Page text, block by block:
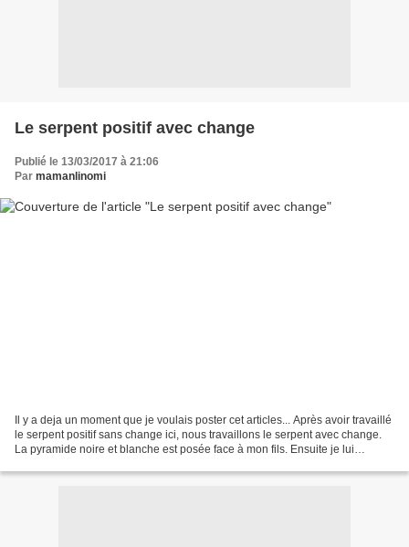
Le serpent positif avec change
Publié le 13/03/2017 à 21:06
Par mamanlinomi
Il y a deja un moment que je voulais poster cet articles... Après avoir travaillé
le serpent positif sans change ici, nous travaillons le serpent avec change.
La pyramide noire et blanche est posée face à mon fils. Ensuite je lui